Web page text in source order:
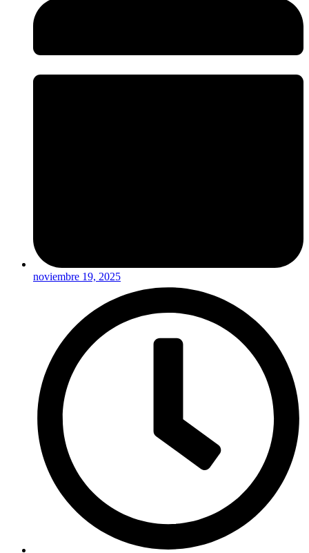
noviembre 19, 2025